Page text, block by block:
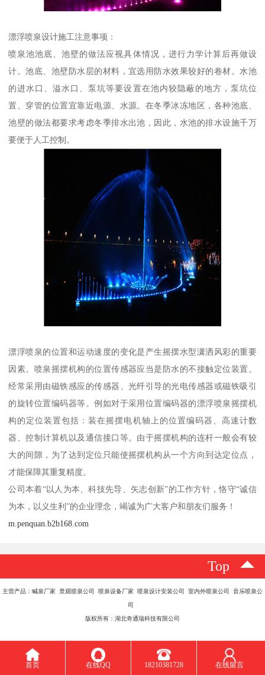
漂浮喷泉设计施工注意事项：
喷泉池池底、池壁的做法应视具体情况，进行力学计算后再做设
计。池底、池壁防水层的材料，宜选用防水效果较好的卷材。水池
的进水口、溢水口、泵坑等要设置在池内较隐蔽的地方，泵坑位
置、穿管的位置宜靠近电源、水源。在冬季冰冻地区，各种池底、
池壁的做法都要求考虑冬季排水出池，因此，水池的排水设施千万
要便于人工控制。
漂浮喷泉的位置和运动速度的变化是产生摇摆水型潇洒风彩的重要
因素。喷泉摇摆机构的位置传感器应当是防水的不接触定位装置。
经常采用由磁铁感应的传感器、光纤引导的光电传感器或磁铁吸引
的旋转位置编码器等。例如对于采用位置编码器的漂浮喷泉摇摆机
构的定位装置包括：装在摇摆电机轴上的位置编码器、高速计数
器、控制计算机以及通信接口等。由于摇摆机构的连杆一般会有较
大的间隙，为了达到定位只能使摇摆机构从一个方向到达定位点，
才能保障其重复精度。
公司本着“以人为本、科技先导、矢志创新”的工作方针，恪守“诚信
为本，以义生利”的企业理念，竭诚为广大客户和朋友们服务！
m.penquan.b2b168.com
Top
主营产品：喊泉厂家 景观喷泉公司 喷泉设备厂家 喷泉设计安装公司 室内外喷泉公司 音乐喷泉公
司
版权所有：湖北奇通瑞科技有限公司
首页 在线QQ 18210381728 在线留言